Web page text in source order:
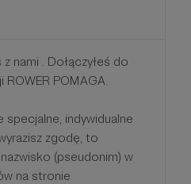
nami . Dołączyłeś do
POMAGA.
specjalne, indywidualne
zgodę, to
(pseudonim) w
na stronie